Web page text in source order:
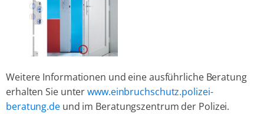
Weitere Informationen und eine ausführliche Beratung
erhalten Sie unterwww.einbruchschutz.polizei-
beratung.deund im Beratungszentrum der Polizei.